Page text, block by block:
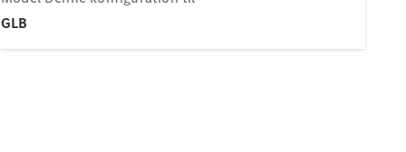
Plug-in-hybrid modeller
GLB